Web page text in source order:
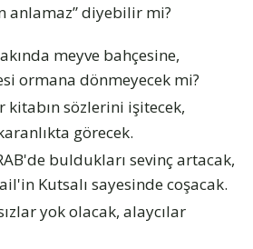
anlamaz” diyebilir mi?
meyve bahçesine,
ormana dönmeyecek mi?
kitabın sözlerini işitecek,
görecek.
buldukları sevinç artacak,
Kutsalı sayesinde coşacak.
yok olacak, alaycılar